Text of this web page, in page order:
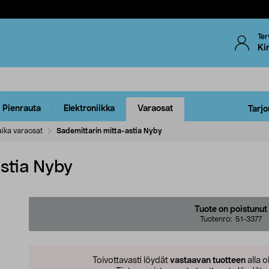
Pienrauta Elektroniikka Varaosat
varaosat Sademittarin mitta-astia Nyby
Nyby
Tuote on poistunut
Tuotenro: 51-3377
Toivottavasti löydät vastaavan tuotteen alla